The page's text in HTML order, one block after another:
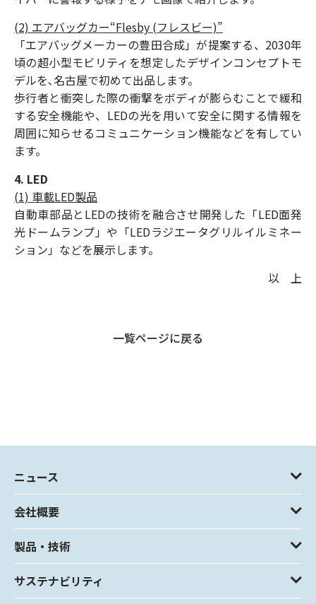
(2) エアバッグカー“Flesby (フレスビー)”
「エアバッグメーカーの豊田合成」が提案する、2030年
頃の超小型モビリティを想定したデザインコンセプトモ
デルを､名古屋で初めて出品します。
歩行者と衝突した際の衝撃をボディが膨らむことで緩和
する安全機能や、LEDの光を用いて安全に関する情報を
周囲に知らせるコミュニケーション機能などを有してい
ます。
4. LED
(1) 車載LED製品
自動車部品とLEDの技術を融合させ開発した「LED面発
光ドームランプ」や「LEDラジエータグリルイルミネー
ション」などを展示します。
以 上
一覧ページに戻る
ニュース
会社概要
製品・技術
サステナビリティ